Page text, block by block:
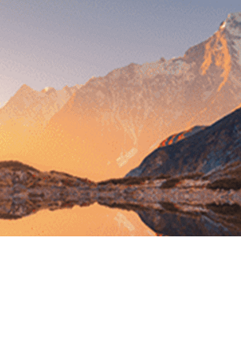
Exporter toutes les colonnes
Exporter uniquement les
?>
Images de la page d'accueil